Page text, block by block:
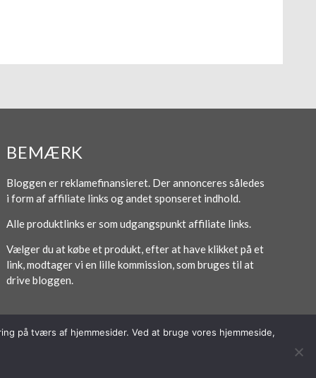
BEMÆRK
Bloggen er reklamefinansieret. Der annonceres således
i form af affiliate links og andet sponseret indhold.
Alle produktlinks er som udgangspunkt affiliate links.
Vælger du at købe et produkt, efter at have klikket på et
link, modtager vi en lille kommission, som bruges til at
drive bloggen.
på tværs af hjemmesider. Ved at bruge vores hjemmeside,